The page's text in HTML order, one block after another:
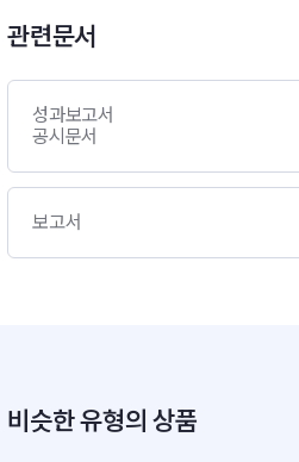
사후관리 합니다.- ESG 투자전략 :
nt)과 사회적(Social)으로 긍정적인
재무적 평가를 중심으로 구성된 당사
ESG 평가모델을 활용하여 ESG등
고, 이 중 상위 세개 등급 채권에
0%]
관련문서
성과보고서
공시문서
보고서
비슷한 유형의 상품